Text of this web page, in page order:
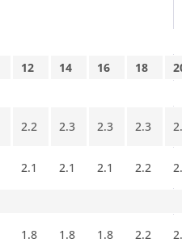
12 14 16 18
2.2 2.3 2.3 2.3
2.1 2.1 2.1 2.2
1.8 1.8 1.8 2.2